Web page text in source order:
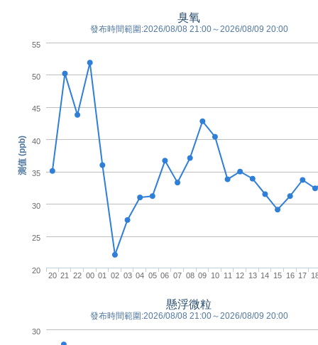
測值 (ppb)
臭氧
發布時間範圍:2026/08/08 21:00～2026/08/09 20:00
20 21 22 00 01 02 03 04 05 06 07 08 09 10 11 12 13 14 15 16 17
20
25
30
35
40
45
50
55
懸浮微粒
發布時間範圍:2026/08/08 21:00～2026/08/09 20:00
30